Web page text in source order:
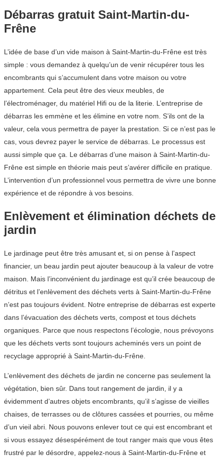
Débarras gratuit Saint-Martin-du-
Frêne
L’idée de base d’un vide maison à Saint-Martin-du-Frêne est très
simple : vous demandez à quelqu’un de venir récupérer tous les
encombrants qui s’accumulent dans votre maison ou votre
appartement. Cela peut être des vieux meubles, de
l’électroménager, du matériel Hifi ou de la literie. L’entreprise de
débarras les emmène et les élimine en votre nom. S’ils ont de la
valeur, cela vous permettra de payer la prestation. Si ce n’est pas le
cas, vous devrez payer le service de débarras. Le processus est
aussi simple que ça. Le débarras d’une maison à Saint-Martin-du-
Frêne est simple en théorie mais peut s’avérer difficile en pratique.
L’intervention d’un professionnel vous permettra de vivre une bonne
expérience et de répondre à vos besoins.
Enlèvement et élimination déchets de
jardin
Le jardinage peut être très amusant et, si on pense à l’aspect
financier, un beau jardin peut ajouter beaucoup à la valeur de votre
maison. Mais l’inconvénient du jardinage est qu’il crée beaucoup de
détritus et l’enlèvement des déchets verts à Saint-Martin-du-Frêne
n’est pas toujours évident. Notre entreprise de débarras est experte
dans l’évacuation des déchets verts, compost et tous déchets
organiques. Parce que nous respectons l’écologie, nous prévoyons
que les déchets verts sont toujours acheminés vers un point de
recyclage approprié à Saint-Martin-du-Frêne.
L’enlèvement des déchets de jardin ne concerne pas seulement la
végétation, bien sûr. Dans tout rangement de jardin, il y a
évidemment d’autres objets encombrants, qu’il s’agisse de vieilles
chaises, de terrasses ou de clôtures cassées et pourries, ou même
d’un vieil abri. Nous pouvons enlever tout ce qui est encombrant et
si vous essayez désespérément de tout ranger mais que vous êtes
frustré par le désordre, appelez-nous à Saint-Martin-du-Frêne et